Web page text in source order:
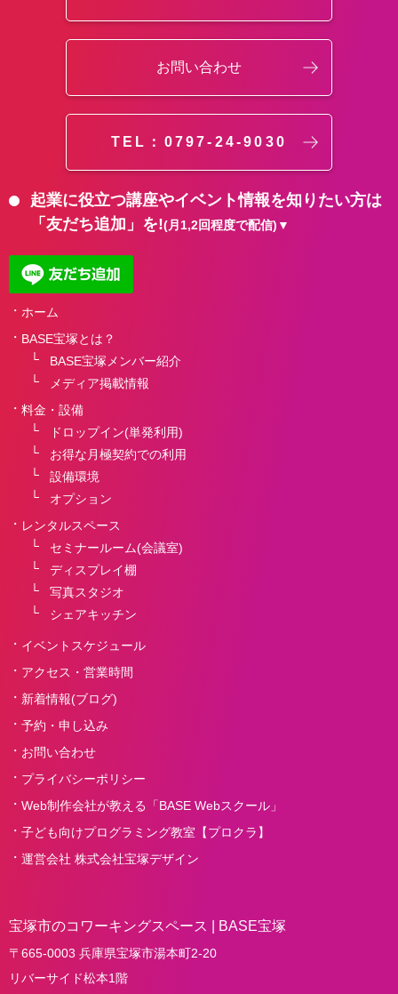
お問い合わせ
TEL：0797-24-9030
起業に役立つ講座やイベント情報を知りたい方は
「友だち追加」を!(月1,2回程度で配信)▼
ホーム
BASE宝塚とは？
BASE宝塚メンバー紹介
メディア掲載情報
料金・設備
ドロップイン(単発利用)
お得な月極契約での利用
設備環境
オプション
レンタルスペース
セミナールーム(会議室)
ディスプレイ棚
写真スタジオ
シェアキッチン
イベントスケジュール
アクセス・営業時間
新着情報(ブログ)
予約・申し込み
お問い合わせ
プライバシーポリシー
Web制作会社が教える「BASE Webスクール」
子ども向けプログラミング教室【プロクラ】
運営会社 株式会社宝塚デザイン
宝塚市のコワーキングスペース | BASE宝塚
〒665-0003 兵庫県宝塚市湯本町2-20
リバーサイド松本1階